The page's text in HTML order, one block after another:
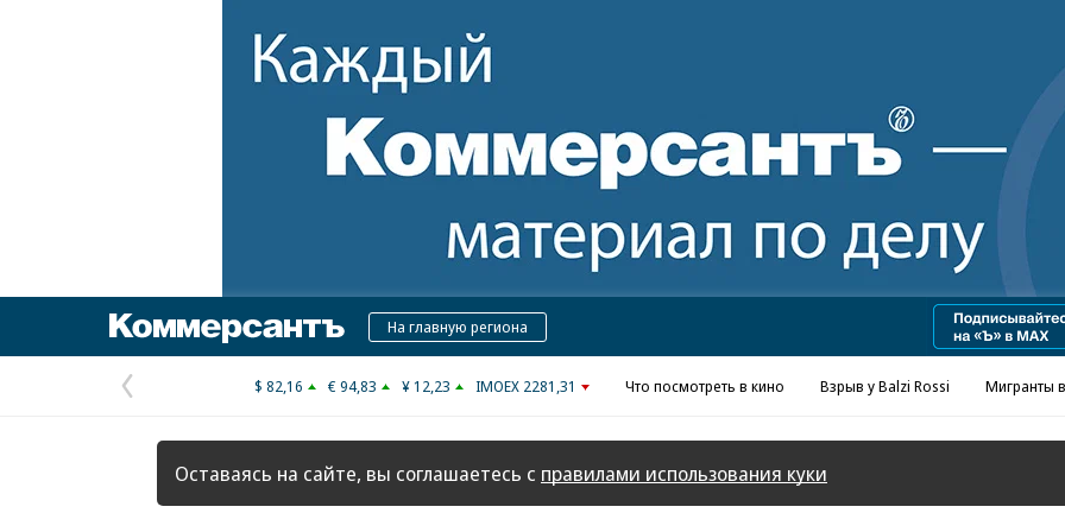
Реклама в «Ъ» www.kommersant.ru/ad
КоммерсантъНа главную региона
Предыдущая
страница
$ 82,16 € 94,83 ¥ 12,23 IMOEX 2281,31 Что посмотреть в кино Взрыв у Balzi Rossi Мигранты
Оставаясь на сайте, вы соглашаетесь с правилами использования куки